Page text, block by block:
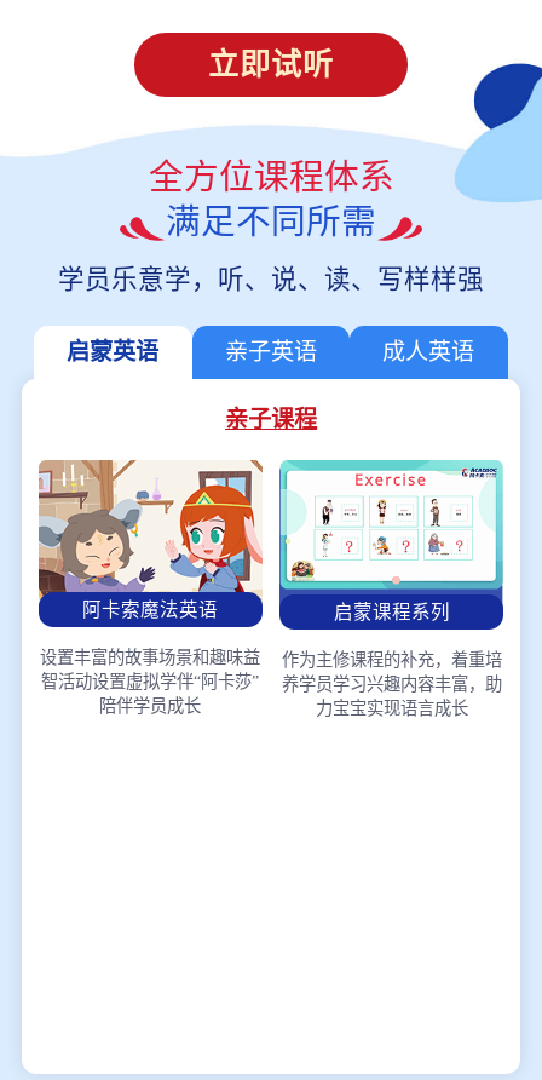
立即试听
全方位课程体系
满足不同所需
学员乐意学，听、说、读、写样样强
启蒙英语 亲子英语 成人英语
亲子课程
阿卡索魔法英语
设置丰富的故事场景和趣味益
智活动设置虚拟学伴“阿卡莎”
陪伴学员成长
启蒙课程系列
作为主修课程的补充，着重培
养学员学习兴趣内容丰富，助
力宝宝实现语言成长